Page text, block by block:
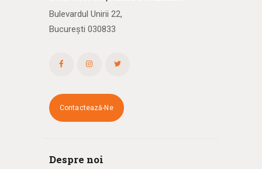
Bulevardul Unirii 22,
București 030833
Contactează-Ne
Despre noi